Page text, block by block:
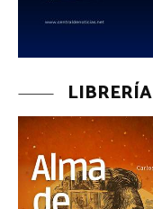
LIBRERÍA